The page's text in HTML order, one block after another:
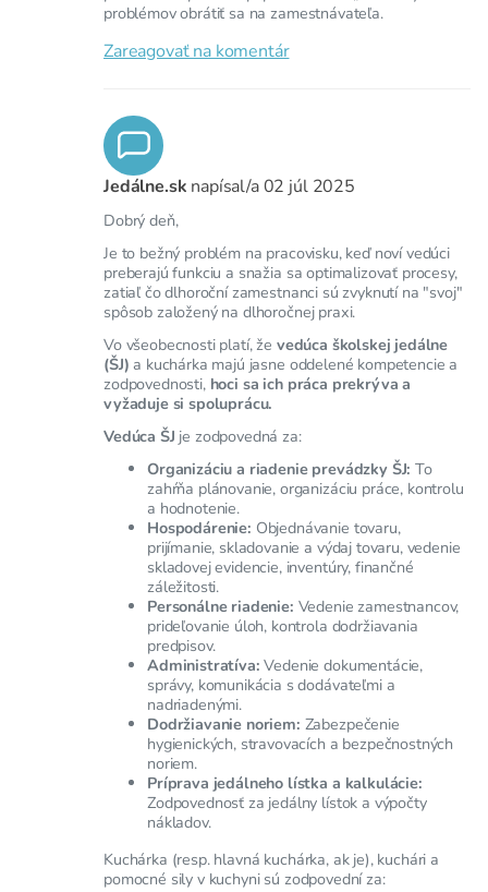
problémov obrátiť sa na zamestnávateľa.
Zareagovať na komentár
Jedálne.sk napísal/a02 júl 2025
Dobrý deň,
Je to bežný problém na pracovisku, keď noví vedúci
preberajú funkciu a snažia sa optimalizovať procesy,
zatiaľ čo dlhoroční zamestnanci sú zvyknutí na "svoj"
spôsob založený na dlhoročnej praxi.
Vo všeobecnosti platí, že vedúca školskej jedálne
(ŠJ) a kuchárka majú jasne oddelené kompetencie a
zodpovednosti, hoci sa ich práca prekrýva a
vyžaduje si spoluprácu.
Vedúca ŠJ je zodpovedná za:
Organizáciu a riadenie prevádzky ŠJ: To
zahŕňa plánovanie, organizáciu práce, kontrolu
a hodnotenie.
Hospodárenie: Objednávanie tovaru,
prijímanie, skladovanie a výdaj tovaru, vedenie
skladovej evidencie, inventúry, finančné
záležitosti.
Personálne riadenie: Vedenie zamestnancov,
prideľovanie úloh, kontrola dodržiavania
predpisov.
Administratíva: Vedenie dokumentácie,
správy, komunikácia s dodávateľmi a
nadriadenými.
Dodržiavanie noriem: Zabezpečenie
hygienických, stravovacích a bezpečnostných
noriem.
Príprava jedálneho lístka a kalkulácie:
Zodpovednosť za jedálny lístok a výpočty
nákladov.
Kuchárka (resp. hlavná kuchárka, ak je), kuchári a
pomocné sily v kuchyni sú zodpovední za: